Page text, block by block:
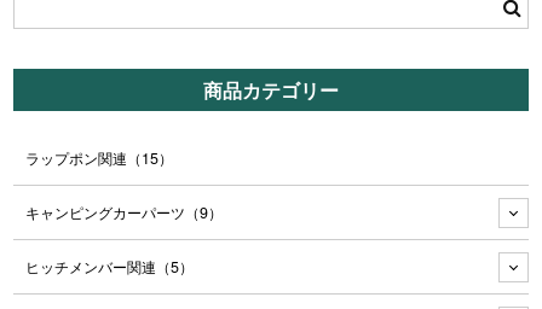
商品カテゴリー
ラップポン関連 （15）
キャンピングカーパーツ （9）
ヒッチメンバー関連 （5）